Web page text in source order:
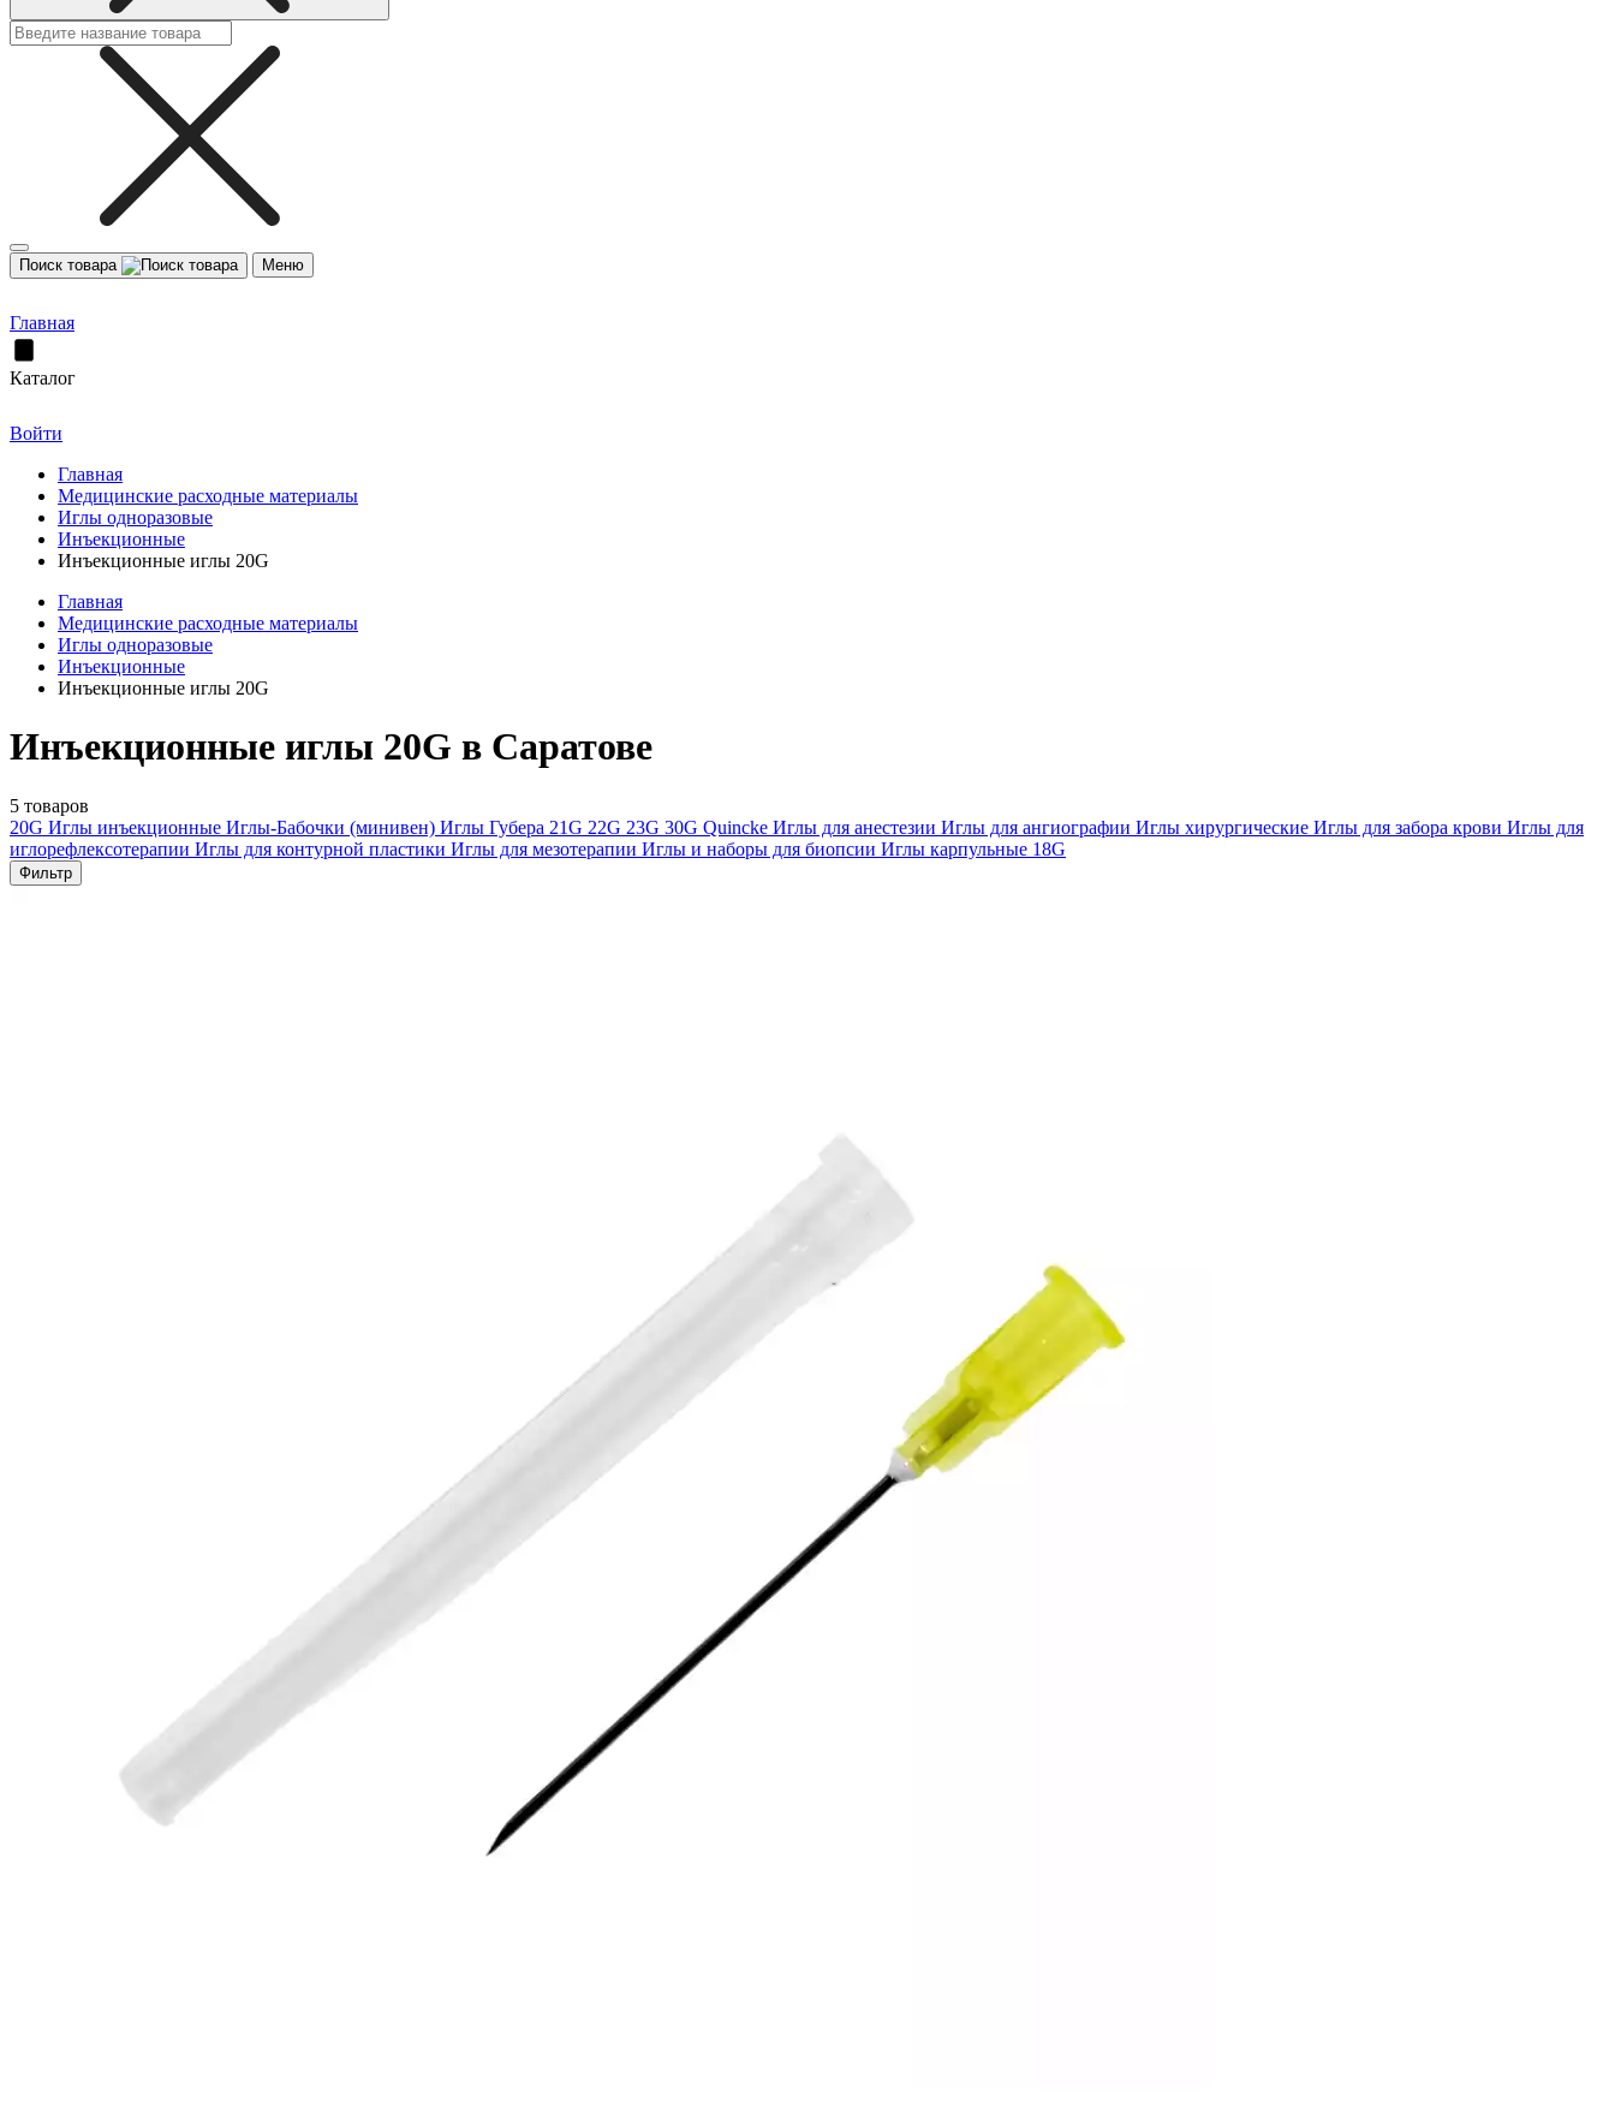
Поиск товара Меню
Главная
Каталог
Войти
Главная
Медицинские расходные материалы
Иглы одноразовые
Инъекционные
Инъекционные иглы 20G
Главная
Медицинские расходные материалы
Иглы одноразовые
Инъекционные
Инъекционные иглы 20G
Инъекционные иглы 20G в Саратове
5 товаров
20G Иглы инъекционные Иглы-Бабочки (минивен) Иглы Губера 21G 22G 23G 30G Quincke Иглы для анестезии Иглы для ангиографии Иглы хирургические Иглы для забора крови Иглы для
иглорефлексотерапии Иглы для контурной пластики Иглы для мезотерапии Иглы и наборы для биопсии Иглы карпульные 18G
Фильтр